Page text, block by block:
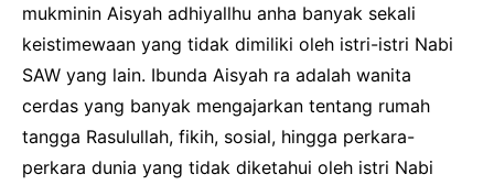
mukminin Aisyah adhiyallhu anha banyak sekali
keistimewaan yang tidak dimiliki oleh istri-istri Nabi
SAW yang lain. Ibunda Aisyah ra adalah wanita
cerdas yang banyak mengajarkan tentang rumah
tangga Rasulullah, fikih, sosial, hingga perkara-
perkara dunia yang tidak diketahui oleh istri Nabi